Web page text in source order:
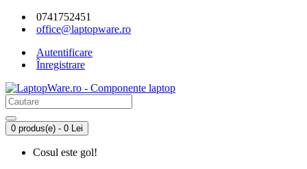
0741752451
office@laptopware.ro
Autentificare
Înregistrare
0 produs(e) - 0 Lei
Cosul este gol!